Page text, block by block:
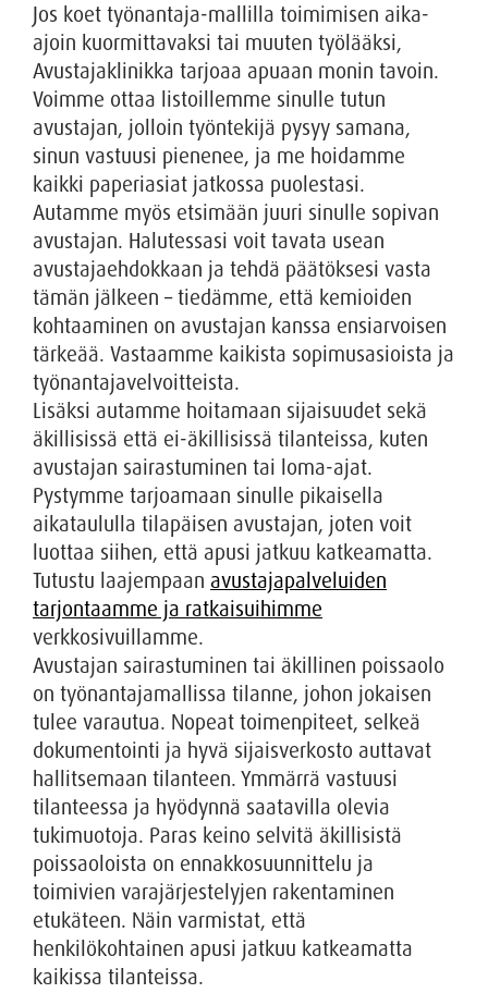
Jos koet työnantaja-mallilla toimimisen aika-
ajoin kuormittavaksi tai muuten työlääksi,
Avustajaklinikka tarjoaa apuaan monin tavoin.
Voimme ottaa listoillemme sinulle tutun
avustajan, jolloin työntekijä pysyy samana,
sinun vastuusi pienenee, ja me hoidamme
kaikki paperiasiat jatkossa puolestasi.
Autamme myös etsimään juuri sinulle sopivan
avustajan. Halutessasi voit tavata usean
avustajaehdokkaan ja tehdä päätöksesi vasta
tämän jälkeen – tiedämme, että kemioiden
kohtaaminen on avustajan kanssa ensiarvoisen
tärkeää. Vastaamme kaikista sopimusasioista ja
työnantajavelvoitteista.
Lisäksi autamme hoitamaan sijaisuudet sekä
äkillisissä että ei-äkillisissä tilanteissa, kuten
avustajan sairastuminen tai loma-ajat.
Pystymme tarjoamaan sinulle pikaisella
aikataululla tilapäisen avustajan, joten voit
luottaa siihen, että apusi jatkuu katkeamatta.
Tutustu laajempaan avustajapalveluiden
tarjontaamme ja ratkaisuihimme
verkkosivuillamme.
Avustajan sairastuminen tai äkillinen poissaolo
on työnantajamallissa tilanne, johon jokaisen
tulee varautua. Nopeat toimenpiteet, selkeä
dokumentointi ja hyvä sijaisverkosto auttavat
hallitsemaan tilanteen. Ymmärrä vastuusi
tilanteessa ja hyödynnä saatavilla olevia
tukimuotoja. Paras keino selvitä äkillisistä
poissaoloista on ennakkosuunnittelu ja
toimivien varajärjestelyjen rakentaminen
etukäteen. Näin varmistat, että
henkilökohtainen apusi jatkuu katkeamatta
kaikissa tilanteissa.